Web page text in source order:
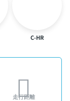
C-HR
走行距離